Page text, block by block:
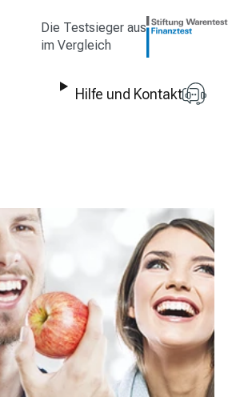
Die Testsieger aus
im Vergleich
Hilfe und Kontakt